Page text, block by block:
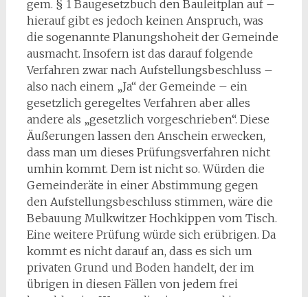
gem. § 1 Baugesetzbuch den Bauleitplan auf –
hierauf gibt es jedoch keinen Anspruch, was
die sogenannte Planungshoheit der Gemeinde
ausmacht. Insofern ist das darauf folgende
Verfahren zwar nach Aufstellungsbeschluss –
also nach einem „Ja“ der Gemeinde – ein
gesetzlich geregeltes Verfahren aber alles
andere als „gesetzlich vorgeschrieben“. Diese
Äußerungen lassen den Anschein erwecken,
dass man um dieses Prüfungsverfahren nicht
umhin kommt. Dem ist nicht so. Würden die
Gemeinderäte in einer Abstimmung gegen
den Aufstellungsbeschluss stimmen, wäre die
Bebauung Mulkwitzer Hochkippen vom Tisch.
Eine weitere Prüfung würde sich erübrigen. Da
kommt es nicht darauf an, dass es sich um
privaten Grund und Boden handelt, der im
übrigen in diesen Fällen von jedem frei